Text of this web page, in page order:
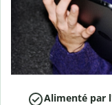
Alimenté par